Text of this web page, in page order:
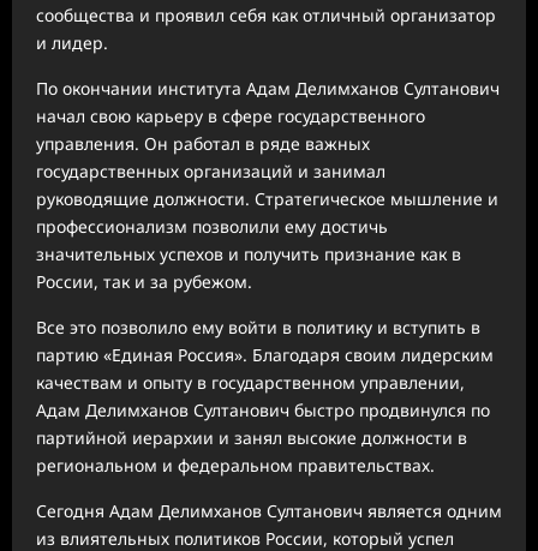
сообщества и проявил себя как отличный организатор
и лидер.
По окончании института Адам Делимханов Султанович
начал свою карьеру в сфере государственного
управления. Он работал в ряде важных
государственных организаций и занимал
руководящие должности. Стратегическое мышление и
профессионализм позволили ему достичь
значительных успехов и получить признание как в
России, так и за рубежом.
Все это позволило ему войти в политику и вступить в
партию «Единая Россия». Благодаря своим лидерским
качествам и опыту в государственном управлении,
Адам Делимханов Султанович быстро продвинулся по
партийной иерархии и занял высокие должности в
региональном и федеральном правительствах.
Сегодня Адам Делимханов Султанович является одним
из влиятельных политиков России, который успел